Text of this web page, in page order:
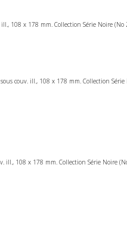
108 x 178 mm. Collection Série Noire
couv. ill., 108 x 178 mm. Collection
ill., 108 x 178 mm. Collection Série Noire